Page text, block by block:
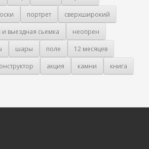
портрет
сверхширокий
и выездная сьемка
неопрен
шары поле
12 месяцев
акция камни
книга